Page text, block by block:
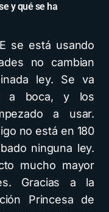
y qué se ha
se está usando
no cambian
ley. Se va
a boca, y los
a usar.
no está en 180
ninguna ley.
mucho mayor
Gracias a la
Princesa de